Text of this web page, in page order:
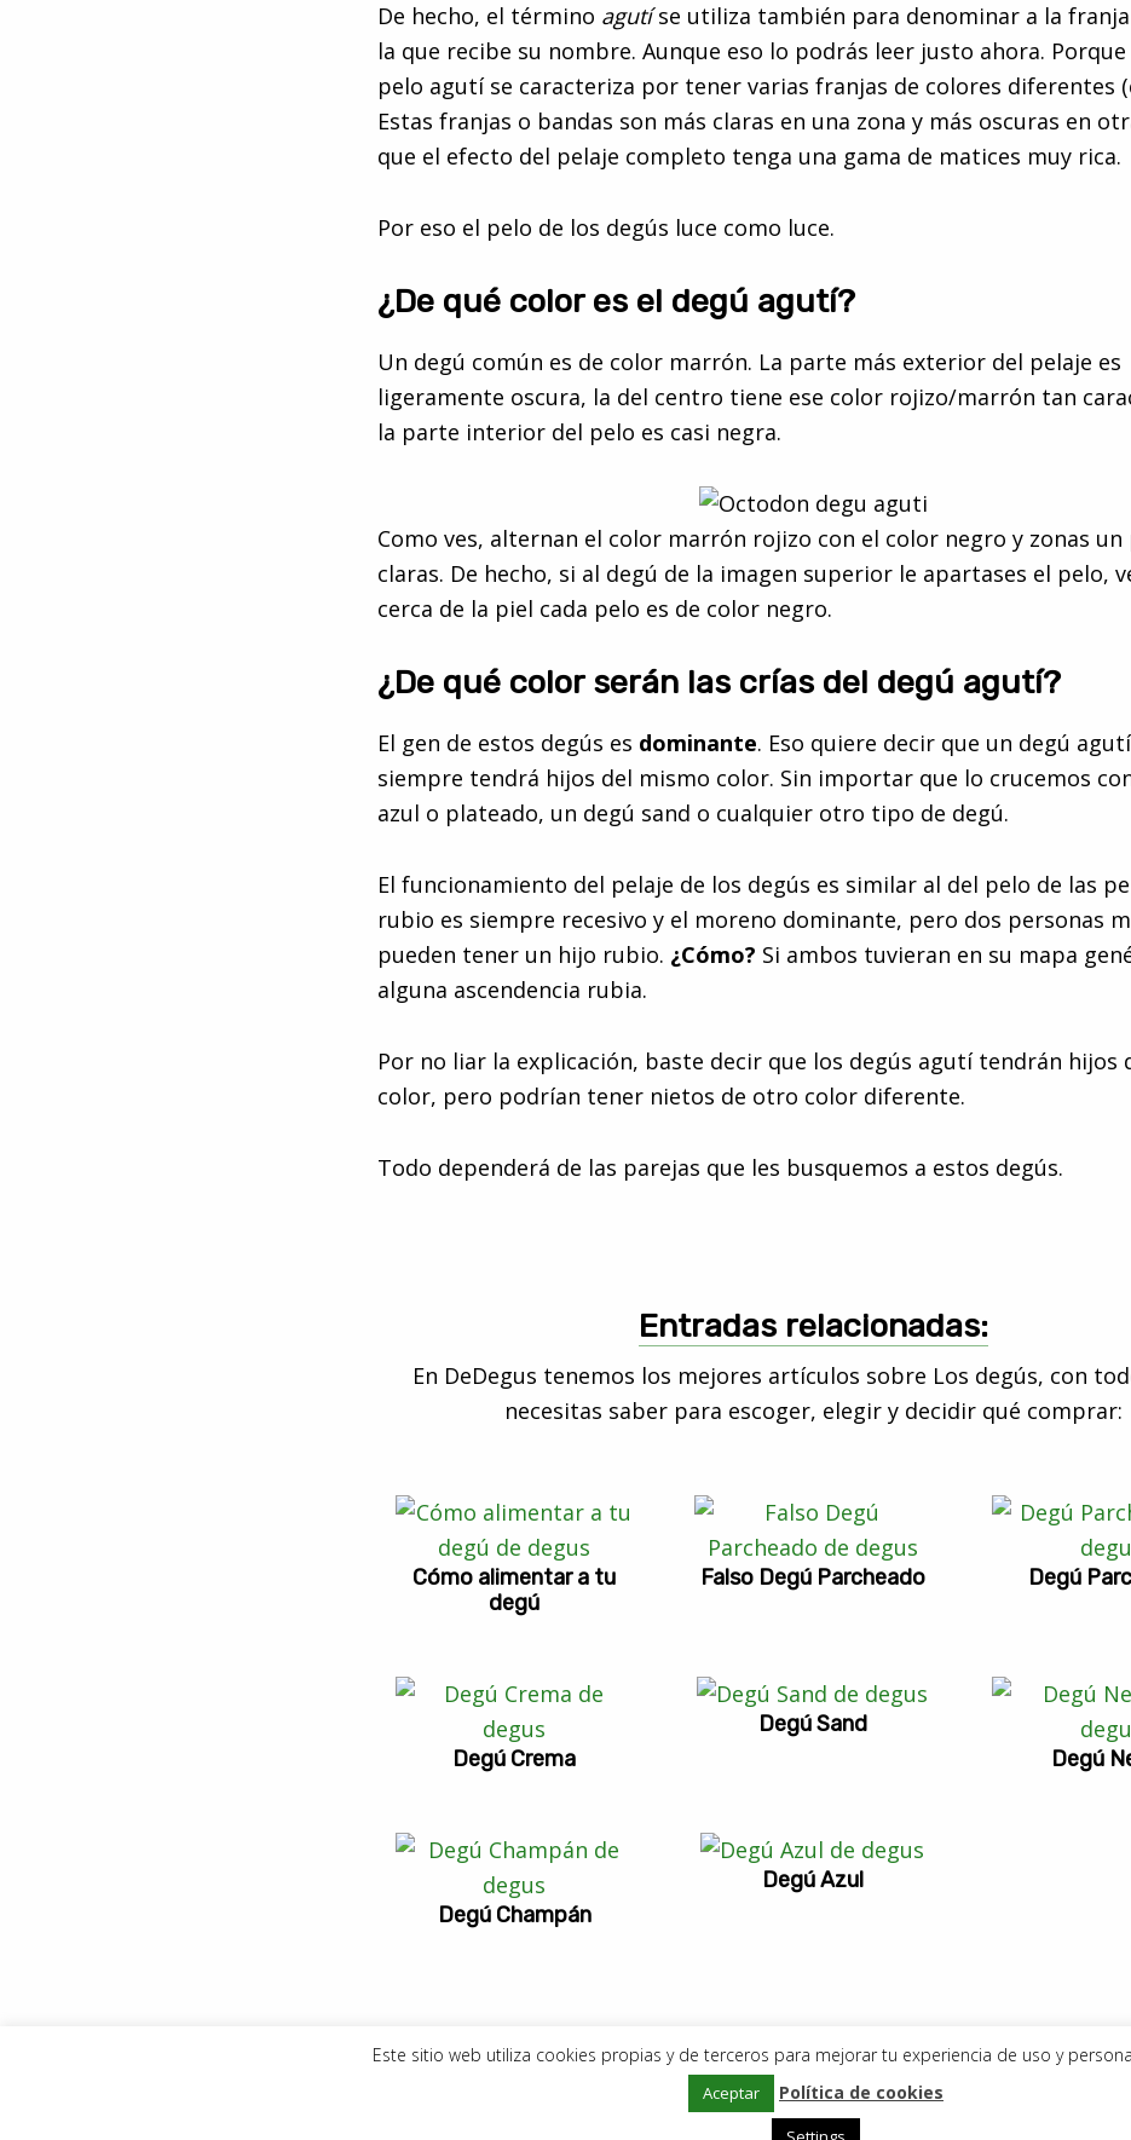
De hecho, el término agutíse utiliza también para denominar a la
la que recibe su nombre. Aunque eso lo podrás leer justo ahora.
pelo agutí se caracteriza por tener varias franjas de colores diferentes
Estas franjas o bandas son más claras en una zona y más oscuras en
que el efecto del pelaje completo tenga una gama de matices muy rica.
Por eso el pelo de los degús luce como luce.
¿De qué color es el degú agutí?
Un degú común es de color marrón. La parte más exterior del pelaje es
ligeramente oscura, la del centro tiene ese color rojizo/marrón tan
la parte interior del pelo es casi negra.
Como ves, alternan el color marrón rojizo con el color negro y zonas un
claras. De hecho, si al degú de la imagen superior le apartases el pelo,
cerca de la piel cada pelo es de color negro.
¿De qué color serán las crías del degú agutí?
El gen de estos degús es dominante. Eso quiere decir que un degú
siempre tendrá hijos del mismo color. Sin importar que lo crucemos
azul o plateado, un degú sand o cualquier otro tipo de degú.
El funcionamiento del pelaje de los degús es similar al del pelo de las
rubio es siempre recesivo y el moreno dominante, pero dos personas
pueden tener un hijo rubio. ¿Cómo? Si ambos tuvieran en su mapa
alguna ascendencia rubia.
Por no liar la explicación, baste decir que los degús agutí tendrán hijos
color, pero podrían tener nietos de otro color diferente.
Todo dependerá de las parejas que les busquemos a estos degús.
Entradas relacionadas:
En DeDegus tenemos los mejores artículos sobre Los degús, con
necesitas saber para escoger, elegir y decidir qué comprar:
Cómo alimentar a tu
degú
Falso Degú Parcheado Degú
Degú Crema
Degú Sand
Degú
Degú Champán
Degú Azul
Copyright © 2019–2026DeDegús
Política de privacidad
Este sitio web utiliza cookies propias y de terceros para mejorar tu experiencia de uso y
Aceptar Política de cookies